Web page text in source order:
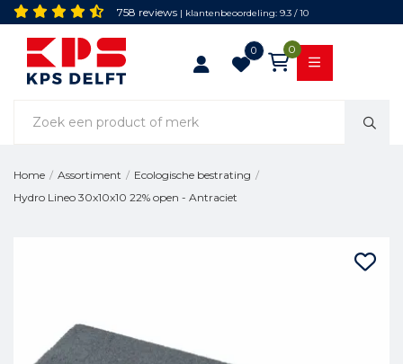
758 reviews | klantenbeoordeling: 9.3 / 10
0 0
Home / Assortiment / Ecologische bestrating /
Hydro Lineo 30x10x10 22% open - Antraciet